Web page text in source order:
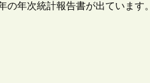
年次統計報告書が出ています。